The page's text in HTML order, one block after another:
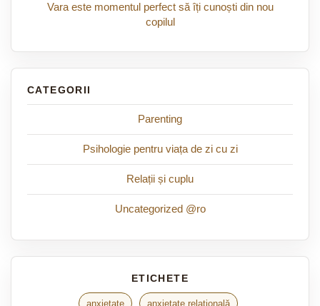
Vara este momentul perfect să îți cunoști din nou
copilul
Parenting
Psihologie pentru viața de zi cu zi
Relații și cuplu
Uncategorized @ro
anxietate anxietate relațională